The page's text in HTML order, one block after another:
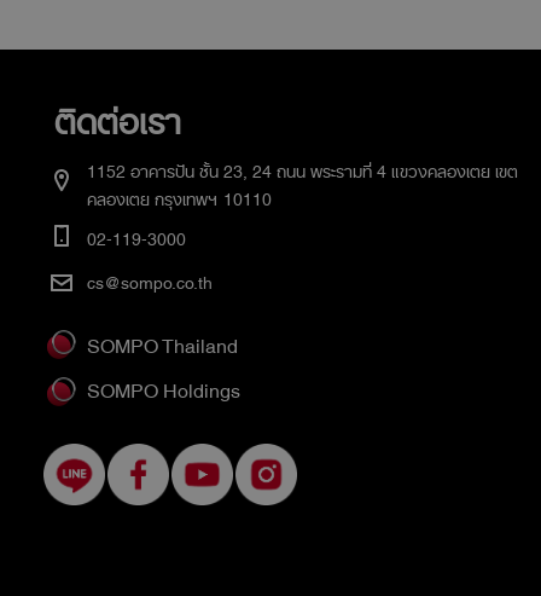
ติดต่อเรา
1152 อาคารปัน ชั้น 23, 24 ถนน พระรามที่ 4 แขวงคลองเตย เขต
คลองเตย กรุงเทพฯ 10110
02-119-3000
cs@sompo.co.th
SOMPO Thailand
SOMPO Holdings